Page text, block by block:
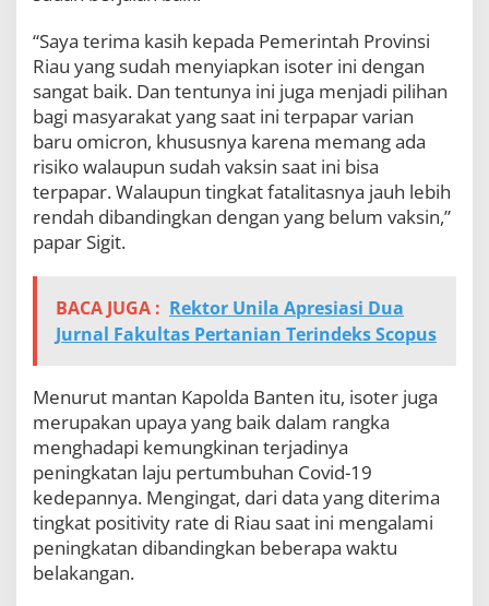
“Saya terima kasih kepada Pemerintah Provinsi
Riau yang sudah menyiapkan isoter ini dengan
sangat baik. Dan tentunya ini juga menjadi pilihan
bagi masyarakat yang saat ini terpapar varian
baru omicron, khususnya karena memang ada
risiko walaupun sudah vaksin saat ini bisa
terpapar. Walaupun tingkat fatalitasnya jauh lebih
rendah dibandingkan dengan yang belum vaksin,”
papar Sigit.
BACA JUGA : Rektor Unila Apresiasi Dua
Jurnal Fakultas Pertanian Terindeks Scopus
Menurut mantan Kapolda Banten itu, isoter juga
merupakan upaya yang baik dalam rangka
menghadapi kemungkinan terjadinya
peningkatan laju pertumbuhan Covid-19
kedepannya. Mengingat, dari data yang diterima
tingkat positivity rate di Riau saat ini mengalami
peningkatan dibandingkan beberapa waktu
belakangan.